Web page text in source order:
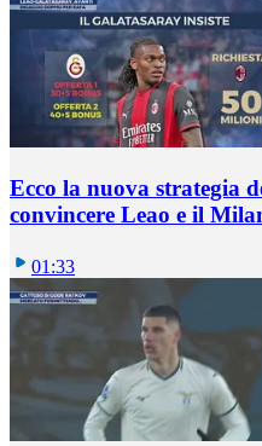
Ecco la nuova strategia
convincere Leao e il
01:33